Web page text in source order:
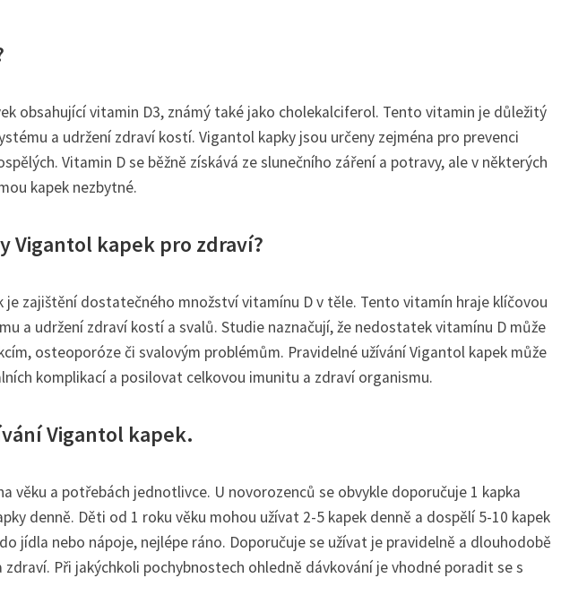
obsahující vitamin D3, známý také jako cholekalciferol. Tento vitamin je důležitý
a udržení zdraví kostí. Vigantol kapky jsou určeny zejména pro prevenci
Vitamin D se běžně získává ze slunečního záření a potravy, ale v některých
kapek nezbytné.
Vigantol kapek pro zdraví?
je zajištění dostatečného množství vitamínu D v těle. Tento vitamín hraje klíčovou
a udržení zdraví kostí a svalů. Studie naznačují, že nedostatek vitamínu D může
osteoporóze či svalovým problémům. Pravidelné užívání Vigantol kapek může
komplikací a posilovat celkovou imunitu a zdraví organismu.
Vigantol kapek.
věku a potřebách jednotlivce. U novorozenců se obvykle doporučuje 1 kapka
denně. Děti od 1 roku věku mohou užívat 2-5 kapek denně a dospělí 5-10 kapek
jídla nebo nápoje, nejlépe ráno. Doporučuje se užívat je pravidelně a dlouhodobě
Při jakýchkoli pochybnostech ohledně dávkování je vhodné poradit se s